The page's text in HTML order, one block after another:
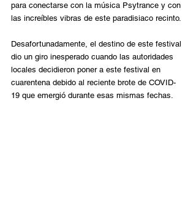
para conectarse con la música Psytrance y con
las increíbles vibras de este paradisiaco recinto.
Desafortunadamente, el destino de este festival
dio un giro inesperado cuando las autoridades
locales decidieron poner a este festival en
cuarentena debido al reciente brote de COVID-
19 que emergió durante esas mismas fechas.